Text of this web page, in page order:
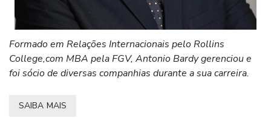
Formado em Relações Internacionais pelo Rollins
College,com MBA pela FGV, Antonio Bardy gerenciou e
foi sócio de diversas companhias durante a sua carreira.
SAIBA MAIS